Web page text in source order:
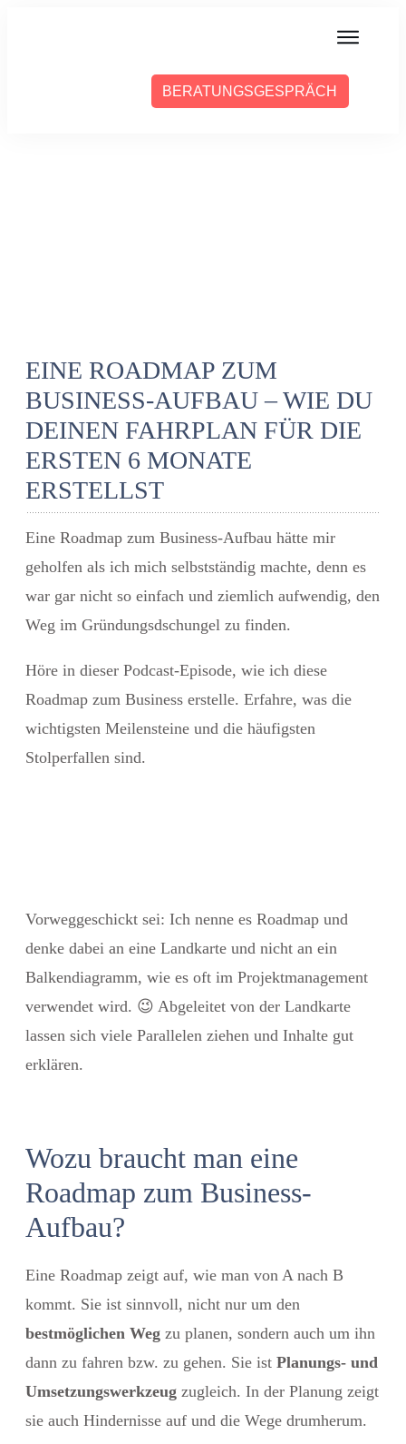
BERATUNGSGESPRÄCH
EINE ROADMAP ZUM
BUSINESS-AUFBAU – WIE DU
DEINEN FAHRPLAN FÜR DIE
ERSTEN 6 MONATE
ERSTELLST
Eine Roadmap zum Business-Aufbau hätte mir
geholfen als ich mich selbstständig machte, denn es
war gar nicht so einfach und ziemlich aufwendig, den
Weg im Gründungsdschungel zu finden.
Höre in dieser Podcast-Episode, wie ich diese
Roadmap zum Business erstelle. Erfahre, was die
wichtigsten Meilensteine und die häufigsten
Stolperfallen sind.
Vorweggeschickt sei: Ich nenne es Roadmap und
denke dabei an eine Landkarte und nicht an ein
Balkendiagramm, wie es oft im Projektmanagement
verwendet wird. 😉 Abgeleitet von der Landkarte
lassen sich viele Parallelen ziehen und Inhalte gut
erklären.
Wozu braucht man eine
Roadmap zum Business-
Aufbau?
Eine Roadmap zeigt auf, wie man von A nach B
kommt. Sie ist sinnvoll, nicht nur um den
bestmöglichen Weg zu planen, sondern auch um ihn
dann zu fahren bzw. zu gehen. Sie ist Planungs- und
Umsetzungswerkzeug zugleich. In der Planung zeigt
sie auch Hindernisse auf und die Wege drumherum.